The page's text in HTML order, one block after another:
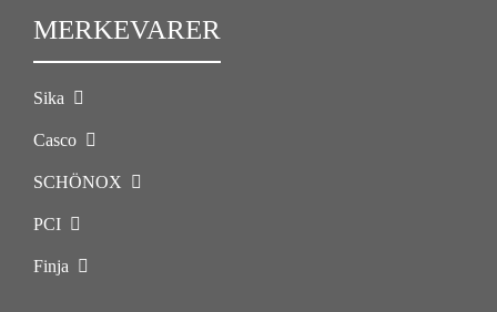
MERKEVARER
Sika
Casco
SCHÖNOX
PCI
Finja